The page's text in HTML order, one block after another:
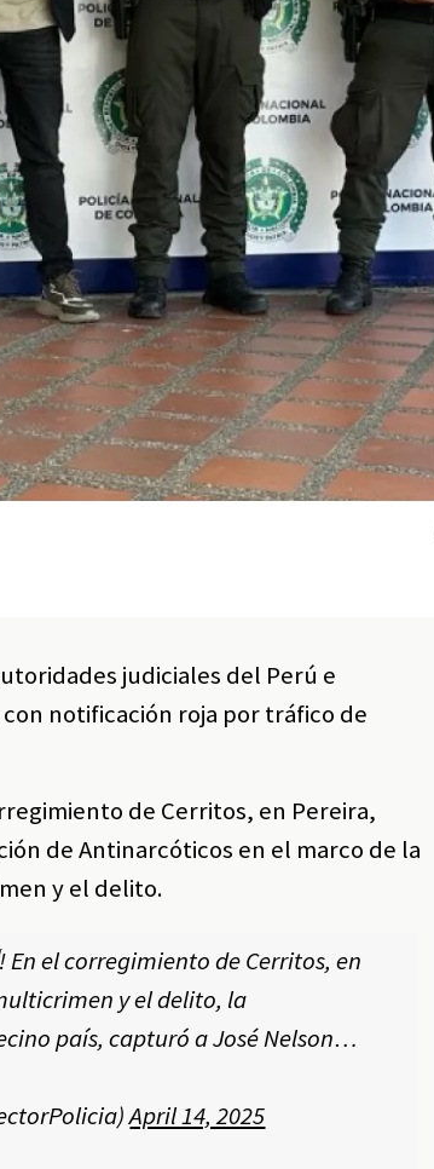
judiciales del Perú e
notificación roja por tráfico de
de Cerritos, en Pereira,
de Antinarcóticos en el marco de la
y el delito.
de Cerritos, en
y el delito, la
país, capturó a José Nelson…
April 14, 2025